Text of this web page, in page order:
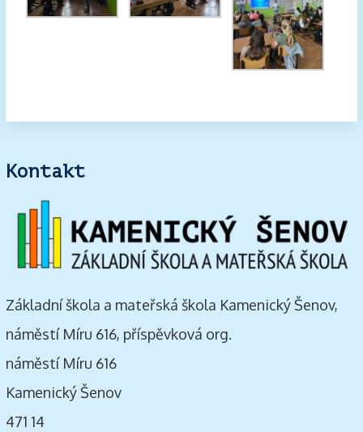
Kontakt
Základní škola a mateřská škola Kamenický Šenov,
náměstí Míru 616, příspěvková org.
náměstí Míru 616
Kamenický Šenov
471 14